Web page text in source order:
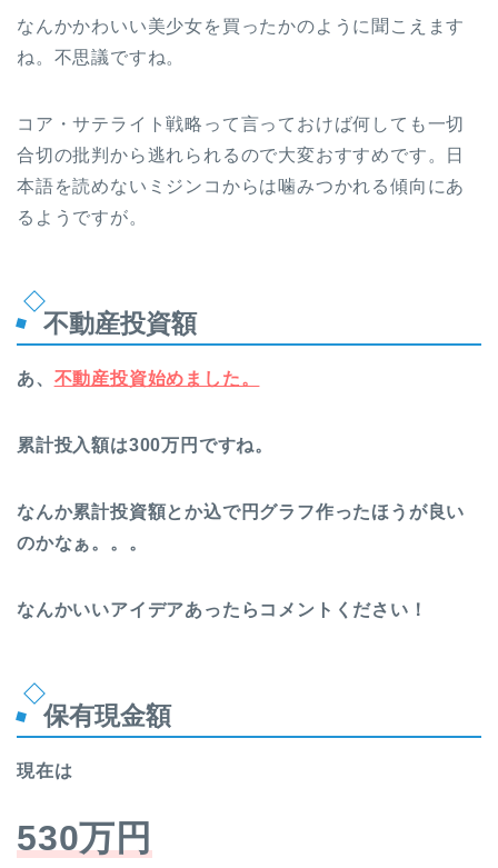
なんかかわいい美少女を買ったかのように聞こえます
ね。不思議ですね。
コア・サテライト戦略って言っておけば何しても一切
合切の批判から逃れられるので大変おすすめです。日
本語を読めないミジンコからは噛みつかれる傾向にあ
るようですが。
不動産投資額
あ、 不動産投資始めました。
累計投入額は300万円ですね。
なんか累計投資額とか込で円グラフ作ったほうが良い
のかなぁ。。。
なんかいいアイデアあったらコメントください！
保有現金額
現在は
530万円